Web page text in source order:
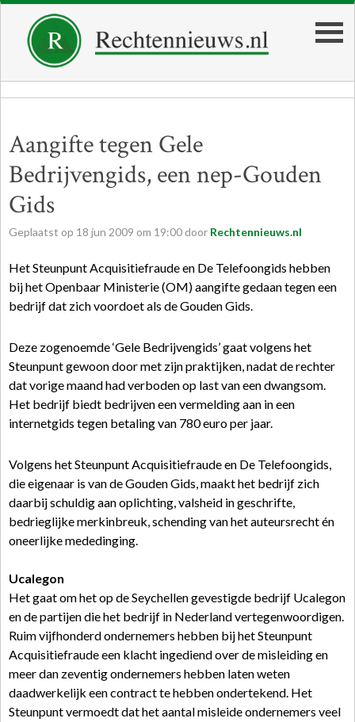
Aangifte tegen Gele
Bedrijvengids, een nep-Gouden
Gids
Geplaatst op 18 jun 2009 om 19:00 door Rechtennieuws.nl
Het Steunpunt Acquisitiefraude en De Telefoongids hebben
bij het Openbaar Ministerie (OM) aangifte gedaan tegen een
bedrijf dat zich voordoet als de Gouden Gids.
Deze zogenoemde ‘Gele Bedrijvengids’ gaat volgens het
Steunpunt gewoon door met zijn praktijken, nadat de rechter
dat vorige maand had verboden op last van een dwangsom.
Het bedrijf biedt bedrijven een vermelding aan in een
internetgids tegen betaling van 780 euro per jaar.
Volgens het Steunpunt Acquisitiefraude en De Telefoongids,
die eigenaar is van de Gouden Gids, maakt het bedrijf zich
daarbij schuldig aan oplichting, valsheid in geschrifte,
bedrieglijke merkinbreuk, schending van het auteursrecht én
oneerlijke mededinging.
Ucalegon
Het gaat om het op de Seychellen gevestigde bedrijf Ucalegon
en de partijen die het bedrijf in Nederland vertegenwoordigen.
Ruim vijfhonderd ondernemers hebben bij het Steunpunt
Acquisitiefraude een klacht ingediend over de misleiding en
meer dan zeventig ondernemers hebben laten weten
daadwerkelijk een contract te hebben ondertekend. Het
Steunpunt vermoedt dat het aantal misleide ondernemers veel